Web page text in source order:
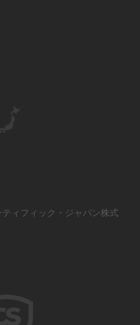
ィフィック・ジャパン株式